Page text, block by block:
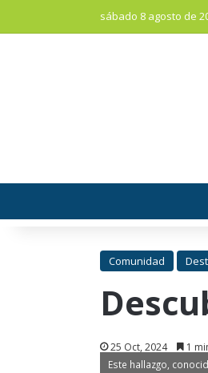
sábado 8 agosto de
Comunidad
25 Oct, 2024 1
Este hallazgo,